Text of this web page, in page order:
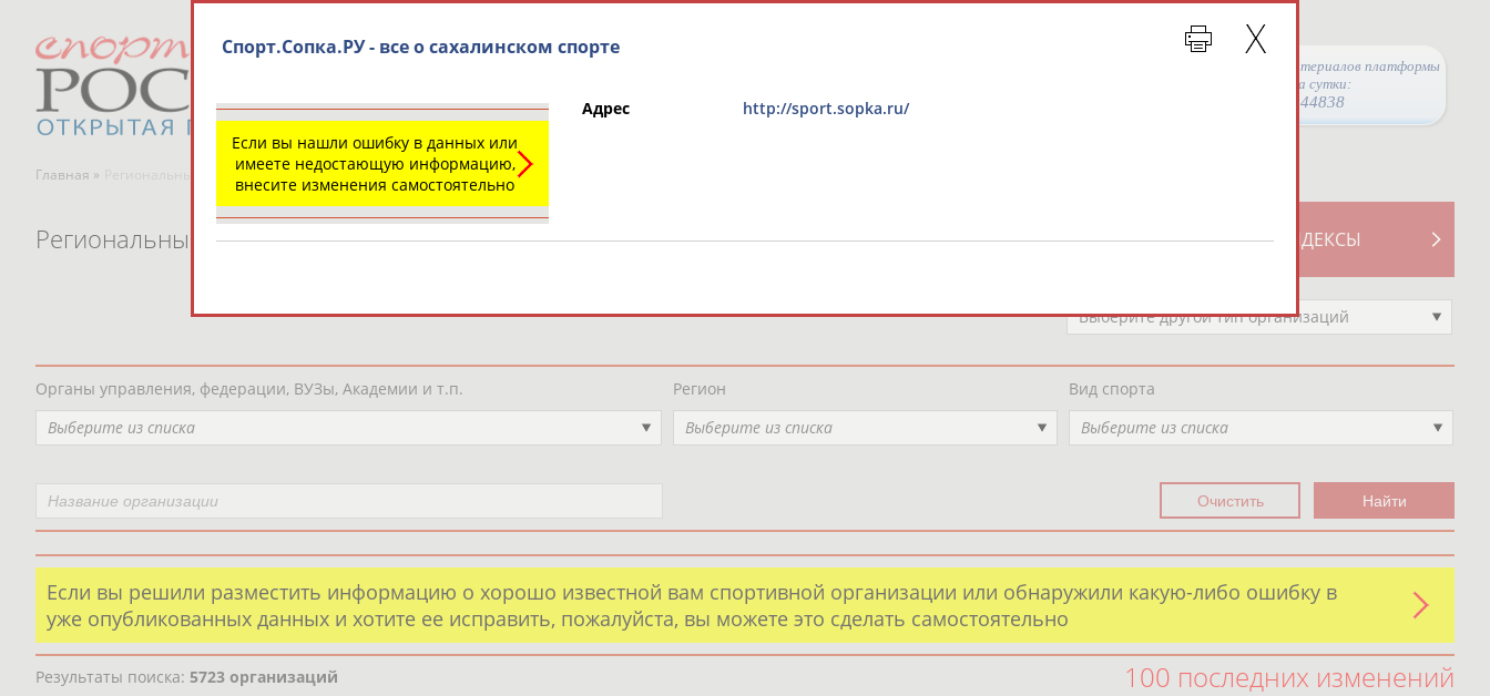
Просмотры материалов платформы
за сутки:
44838
Главная » Региональные спортивные организации
СВОДНЫЕ ИНДЕКСЫ
ТАБЛО АКТИВНОСТИ
РЕСУРСНАЯ ПЛОЩАДКА
Региональные спортивные организации
Выберите другой тип организаций
Органы управления, федерации, ВУЗы, Академии и т.п.
Выберите из списка
Регион
Выберите из списка
Вид спорта
Выберите из списка
Если вы решили разместить информацию о хорошо известной вам спортивной организации или обнаружили какую-либо ошибку в
уже опубликованных данных и хотите ее исправить, пожалуйста, вы можете это сделать самостоятельно
Результаты поиска: 5723 организаций 100 последних изменений
Спорт.Сопка.РУ - все о сахалинском спорте
Если вы нашли ошибку в данных или
имеете недостающую информацию,
внесите изменения самостоятельно
Адрес http://sport.sopka.ru/